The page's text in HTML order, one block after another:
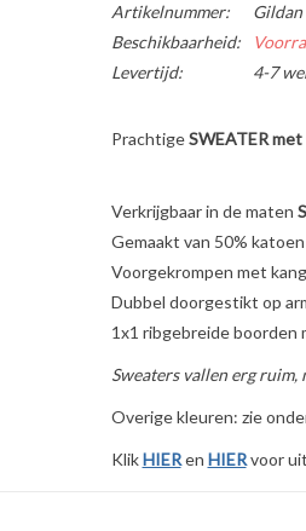
Artikelnummer:
Gildan
Beschikbaarheid:
Levertijd:
4-7
PrachtigeSWEATER
Verkrijgbaar in de maten
Gemaakt van 50%
Voorgekrompen met
Dubbel doorgestikt op
1x1 ribgebreide boorden
Sweaters vallen erg ruim,
Overige kleuren: zie
KlikHIERen HIERvoor